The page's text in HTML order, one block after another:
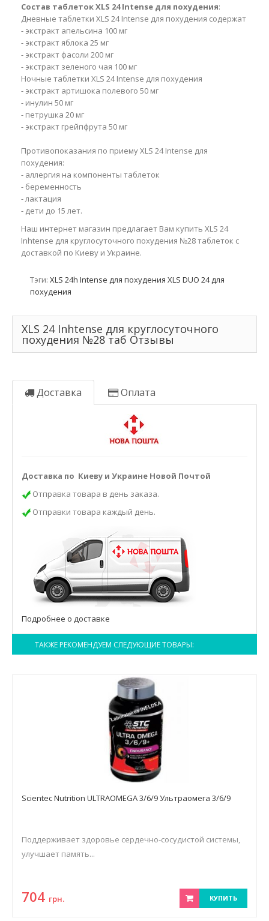
Состав таблеток XLS 24 Intense для похудения:
Дневные таблетки XLS 24 Intense для похудения содержат
- экстракт апельсина 100 мг
- экстракт яблока 25 мг
- экстракт фасоли 200 мг
- экстракт зеленого чая 100 мг
Ночные таблетки XLS 24 Intense для похудения
- экстракт артишока полевого 50 мг
- инулин 50 мг
- петрушка 20 мг
- экстракт грейпфрута 50 мг
Противопоказания по приему XLS 24 Intense для
похудения:
- аллергия на компоненты таблеток
- беременность
- лактация
- дети до 15 лет.
Наш интернет магазин предлагает Вам купить XLS 24
Inhtense для круглосуточного похудения №28 таблеток с
доставкой по Киеву и Украине.
Тэги: XLS 24h Intense для похудения XLS DUO 24 для
похудения
XLS 24 Inhtense для круглосуточного
похудения №28 таб Отзывы
Доставка Оплата
Доставка по Киеву и Украине Новой Почтой
Отправка товара в день заказа.
Отправки товара каждый день.
Подробнее о доставке
ТАКЖЕ РЕКОМЕНДУЕМ СЛЕДУЮЩИЕ ТОВАРЫ:
Scientec Nutrition ULTRAOMEGA 3/6/9 Ультраомега 3/6/9
Поддерживает здоровье сердечно-сосудистой системы,
улучшает память...
704 грн. КУПИТЬ